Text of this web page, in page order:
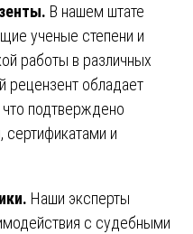
В нашем штате
ученые степени и
работы в различных
рецензент обладает
подтверждено
сертификатами и
Наши эксперты
с судебными